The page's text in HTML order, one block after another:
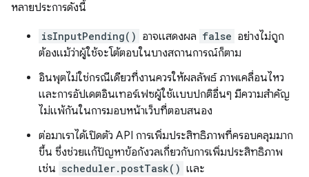
หลายประการดังนี้
isInputPending() อาจแสดงผล false อย่างไม่ถูก
ต้องแม้ว่าผู้ใช้จะโต้ตอบในบางสถานการณ์ก็ตาม
อินพุตไม่ใช่กรณีเดียวที่งานควรให้ผลลัพธ์ ภาพเคลื่อนไหว
และการอัปเดตอินเทอร์เฟซผู้ใช้แบบปกติอื่นๆ มีความสำคัญ
ไม่แพ้กันในการมอบหน้าเว็บที่ตอบสนอง
ต่อมาเราได้เปิดตัว API การเพิ่มประสิทธิภาพที่ครอบคลุมมาก
ขึ้น ซึ่งช่วยแก้ปัญหาข้อกังวลเกี่ยวกับการเพิ่มประสิทธิภาพ
เช่น scheduler.postTask() และ